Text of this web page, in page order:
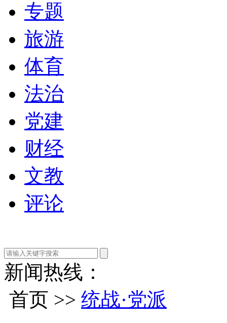
专题
旅游
体育
法治
党建
财经
文教
评论
新闻热线：
首页 >> 统战·党派